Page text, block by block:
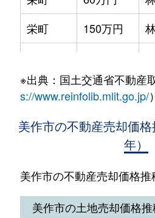
入田 85万円 林
古町
350万円 大
明見
190万円 林野
栄町
150万円
下庄町
990万円
田渕
300万円
土居
1,100万円
※出典：国土交通省不動産
s://www.reinfolib.mlit.go.jp/
美作市の不動産売却価
年）
美作市の不動産売却価格推
美作市の土地売却価格推